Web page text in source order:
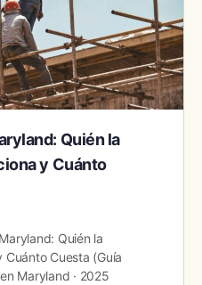
Quién la
y Cuánto
Quién la
Cuesta (Guía
Maryland · 2025